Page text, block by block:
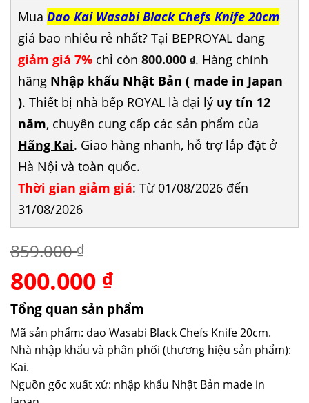
Mua Dao Kai Wasabi Black Chefs Knife 20cm
giá bao nhiêu rẻ nhất? Tại BEPROYAL đang
giảm giá 7% chỉ còn 800.000 ₫. Hàng chính
hãng Nhập khẩu Nhật Bản ( made in Japan
). Thiết bị nhà bếp ROYAL là đại lý uy tín 12
năm, chuyên cung cấp các sản phẩm của
Hãng Kai. Giao hàng nhanh, hỗ trợ lắp đặt ở
Hà Nội và toàn quốc.
Thời gian giảm giá: Từ 01/08/2026 đến
31/08/2026
859.000₫
Giá
gốc
là:
859.000 ₫.
800.000 ₫Giá
tại
là:
800.000 ₫.
Tổng quan sản phẩm
Mã sản phẩm: dao Wasabi Black Chefs Knife 20cm.
Nhà nhập khẩu và phân phối (thương hiệu sản phẩm):
Kai.
Nguồn gốc xuất xứ: nhập khẩu Nhật Bản made in